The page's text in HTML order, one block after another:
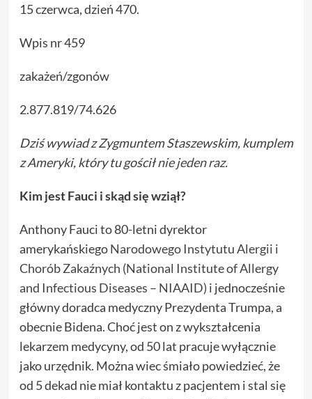
15 czerwca, dzień 470.
Wpis nr 459
zakażeń/zgonów
2.877.819/74.626
Dziś wywiad z Zygmuntem Staszewskim, kumplem
z Ameryki, który tu gościłnie jeden raz.
Kim jest Fauci i skąd się wziął?
Anthony Fauci to 80-letni dyrektor
amerykańskiegoNarodowego Instytutu Alergii i
Chorób Zakaźnych (National Institute of Allergy
and Infectious Diseases – NIAAID) i jednocześnie
główny doradca medyczny Prezydenta Trumpa, a
obecnie Bidena. Choć jest on z wykształcenia
lekarzem medycyny, od 50 lat pracuje wyłącznie
jako urzędnik. Można wiec śmiało powiedzieć, że
od 5 dekad nie miał kontaktu z pacjentem i stal się